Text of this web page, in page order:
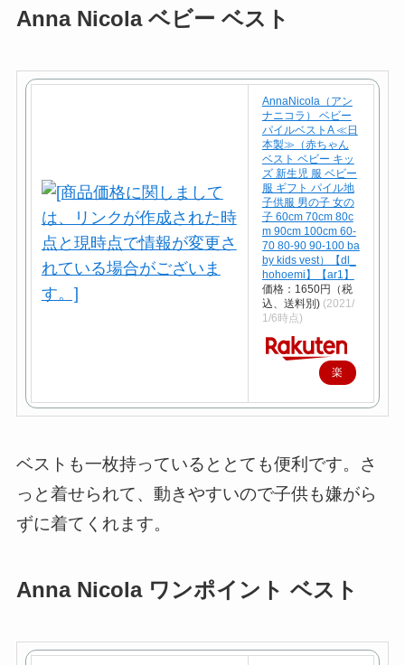
Anna Nicola ベビー ベスト
AnnaNicola（アン
ナニコラ） ベビー
パイルベストA ≪日
本製≫（赤ちゃん
ベスト ベビー キッ
ズ 新生児 服 ベビー
服 ギフト パイル地
子供服 男の子 女の
子 60cm 70cm 80c
m 90cm 100cm 60-
70 80-90 90-100 ba
by kids vest）【dl_
hohoemi】【ar1】
価格：1650円（税
込、送料別) (2021/
1/6時点)
楽
で
入
ベストも一枚持っているととても便利です。さ
っと着せられて、動きやすいので子供も嫌がら
ずに着てくれます。
Anna Nicola ワンポイント ベスト